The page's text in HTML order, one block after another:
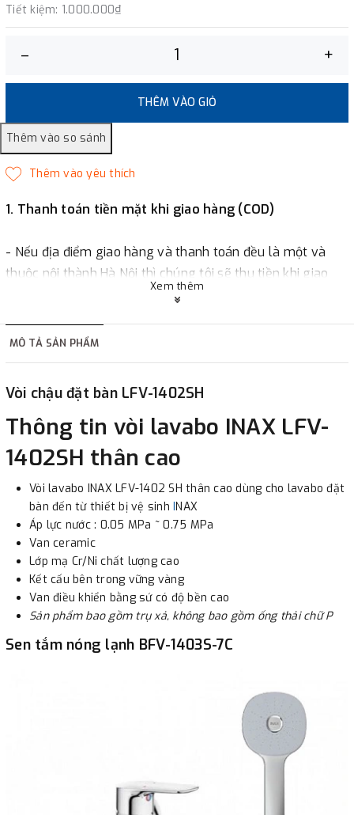
Tiết kiệm: 1.000.000₫
– +
THÊM VÀO GIỎ
1. Thanh toán tiền mặt khi giao hàng (COD)
- Nếu địa điểm giao hàng và thanh toán đều là một và
thuộc nội thành Hà Nội thì chúng tôi sẽ thu tiền khi giao
hàng hoặc khách hàng đặt tiền trước một phần giá trị đơn
2. Thanh toán trực tiếp tại :
-Showroom Thanh HươngĐịa chỉ : 23 phố Cát Linh,
phường Cát Linh, quận Đống Đa, Hà Nội.
3. Chuyển khoản qua ngân hàng
- Nếu địa điểm giao hàng khác với địa điểm thanh toán
hoặc với những đơn đặt hàng ngoài nội thành Hà Nội.
Chúng tôi sẽ thu tiền trước 100% giá trị hàng + phí vận
chuyển theo cước phí tính trong chính sách vận chuyển
bằng phương thức chuyển khoản trước khi giao hàng.
- Sau khi có thông tin xác thực đã chuyển tiền của quý
khách, chúng tôi sẽ thực hiện đơn hàng theo yêu cầu.
Xem thêm
MÔ TẢ SẢN PHẨM
Vòi chậu đặt bàn LFV-1402SH
Thông tin vòi lavabo INAX LFV-
1402SH thân cao
Vòi lavabo INAX LFV-1402 SH thân cao dùng cho lavabo đặt
bàn đến từ thiết bị vệ sinh INAX
Áp lực nước : 0.05 MPa ~ 0.75 MPa
Van ceramic
Lớp mạ Cr/Ni chất lượng cao
Kết cấu bên trong vững vàng
Van điều khiển bằng sứ có độ bền cao
Sản phẩm bao gồm trụ xả, không bao gồm ống thải chữ P
Sen tắm nóng lạnh BFV-1403S-7C